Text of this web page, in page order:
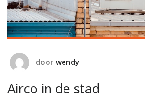
door wendy
Airco in de stad